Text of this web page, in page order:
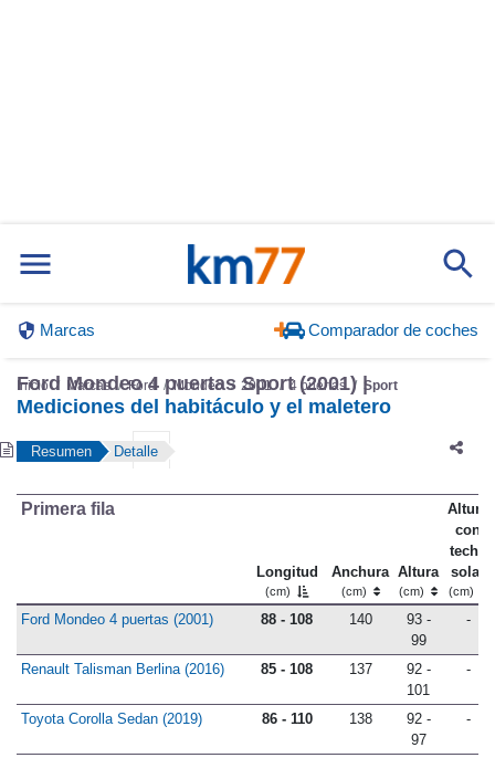
Marcas Comparador de coches
Inicio Marcas Ford Mondeo 2001 4 puertas Sport
Ford Mondeo 4 puertas Sport (2001) |
Mediciones del habitáculo y el maletero
Resumen Detalle
Primera fila
Longitud
(cm)
Anchura
(cm)
Altura
(cm)
Altura
con
techo
solar
(cm)
Ford Mondeo 4 puertas (2001) 88 - 108 140
93 -
99
-
Renault Talisman Berlina (2016) 85 - 108 137
92 -
101
-
Toyota Corolla Sedan (2019) 86 - 110 138
92 -
97
-